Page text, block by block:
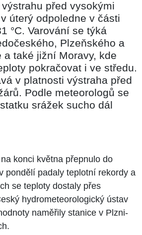
před vysokými
úterý odpoledne v části
°C. Varování se týká
Plzeňského a
a také jižní Moravy, kde
pokračovat i ve středu.
v platnosti výstraha před
Podle meteorologů se
srážek sucho dál
konci května přepnulo do
pondělí padaly teplotní rekordy a
se teploty dostaly přes
hydrometeorologický ústav
naměřily stanice v Plzni-